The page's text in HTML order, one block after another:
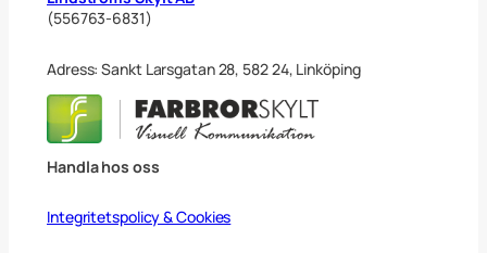
4
0
2
c
m
m
n
d
(556763-6831)
Adress: Sankt Larsgatan 28, 582 24, Linköping
Handla hos oss
Integritetspolicy & Cookies